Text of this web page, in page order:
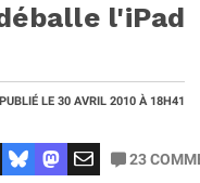
l'iPad
LE 30 AVRIL 2010 À 18H41
23